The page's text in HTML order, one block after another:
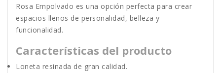
Rosa Empolvado es una opción perfecta para crear
espacios llenos de personalidad, belleza y
funcionalidad.
Características del producto
Loneta resinada de gran calidad.